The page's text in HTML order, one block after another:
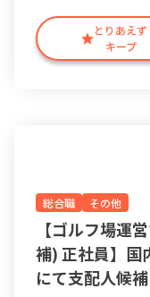
とりあえず
キープ
総合職 その他
【ゴルフ場運
補) 正社員】国
にて支配人候